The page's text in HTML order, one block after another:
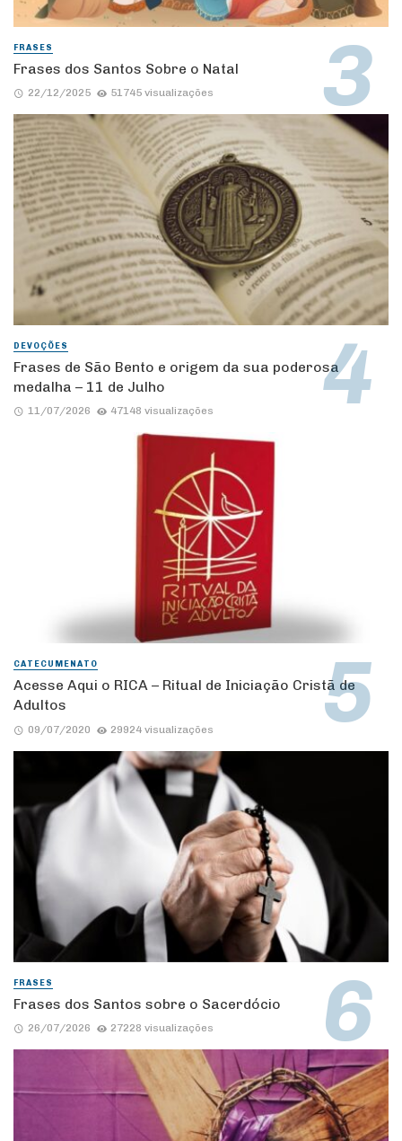
FRASES
Frases dos Santos Sobre o Natal
22/12/2025 51745 visualizações
DEVOÇÕES
Frases de São Bento e origem da sua poderosa
medalha – 11 de Julho
11/07/2026 47148 visualizações
CATECUMENATO
Acesse Aqui o RICA – Ritual de Iniciação Cristã de
Adultos
09/07/2020 29924 visualizações
FRASES
Frases dos Santos sobre o Sacerdócio
26/07/2026 27228 visualizações